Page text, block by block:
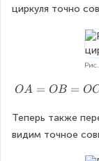
циркуля точно
O
=
O
OA = OB =
Теперь также
видим точное